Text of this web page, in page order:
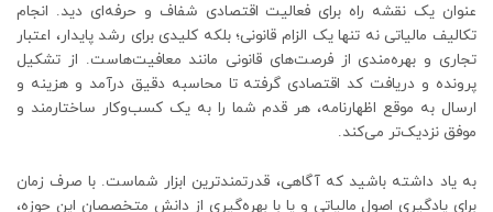
عنوان یک نقشه راه برای فعالیت اقتصادی شفاف و حرفه‌ای دید. انجام
تکالیف مالیاتی نه تنها یک الزام قانونی؛ بلکه کلیدی برای رشد پایدار، اعتبار
تجاری و بهره‌مندی از فرصت‌های قانونی مانند معافیت‌هاست. از تشکیل
پرونده و دریافت کد اقتصادی گرفته تا محاسبه دقیق درآمد و هزینه و
ارسال به موقع اظهارنامه، هر قدم شما را به یک کسب‌وکار ساختارمند و
موفق نزدیک‌تر می‌کند.
به یاد داشته باشید که آگاهی، قدرتمندترین ابزار شماست. با صرف زمان
برای یادگیری اصول مالیاتی و یا با بهره‌گیری از دانش متخصصان این حوزه،